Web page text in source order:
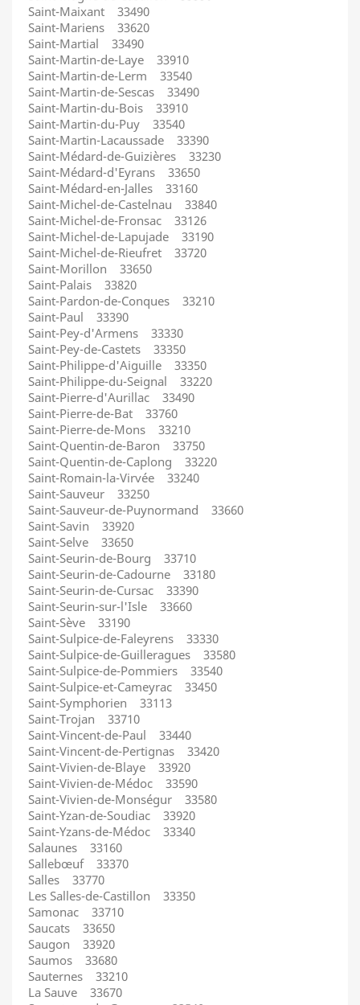
Saint-Maixant 33490
Saint-Mariens 33620
Saint-Martial 33490
Saint-Martin-de-Laye 33910
Saint-Martin-de-Lerm 33540
Saint-Martin-de-Sescas 33490
Saint-Martin-du-Bois 33910
Saint-Martin-du-Puy 33540
Saint-Martin-Lacaussade 33390
Saint-Médard-de-Guizières 33230
Saint-Médard-d'Eyrans 33650
Saint-Médard-en-Jalles 33160
Saint-Michel-de-Castelnau 33840
Saint-Michel-de-Fronsac 33126
Saint-Michel-de-Lapujade 33190
Saint-Michel-de-Rieufret 33720
Saint-Morillon 33650
Saint-Palais 33820
Saint-Pardon-de-Conques 33210
Saint-Paul 33390
Saint-Pey-d'Armens 33330
Saint-Pey-de-Castets 33350
Saint-Philippe-d'Aiguille 33350
Saint-Philippe-du-Seignal 33220
Saint-Pierre-d'Aurillac 33490
Saint-Pierre-de-Bat 33760
Saint-Pierre-de-Mons 33210
Saint-Quentin-de-Baron 33750
Saint-Quentin-de-Caplong 33220
Saint-Romain-la-Virvée 33240
Saint-Sauveur 33250
Saint-Sauveur-de-Puynormand 33660
Saint-Savin 33920
Saint-Selve 33650
Saint-Seurin-de-Bourg 33710
Saint-Seurin-de-Cadourne 33180
Saint-Seurin-de-Cursac 33390
Saint-Seurin-sur-l'Isle 33660
Saint-Sève 33190
Saint-Sulpice-de-Faleyrens 33330
Saint-Sulpice-de-Guilleragues 33580
Saint-Sulpice-de-Pommiers 33540
Saint-Sulpice-et-Cameyrac 33450
Saint-Symphorien 33113
Saint-Trojan 33710
Saint-Vincent-de-Paul 33440
Saint-Vincent-de-Pertignas 33420
Saint-Vivien-de-Blaye 33920
Saint-Vivien-de-Médoc 33590
Saint-Vivien-de-Monségur 33580
Saint-Yzan-de-Soudiac 33920
Saint-Yzans-de-Médoc 33340
Salaunes 33160
Sallebœuf 33370
Salles 33770
Les Salles-de-Castillon 33350
Samonac 33710
Saucats 33650
Saugon 33920
Saumos 33680
Sauternes 33210
La Sauve 33670